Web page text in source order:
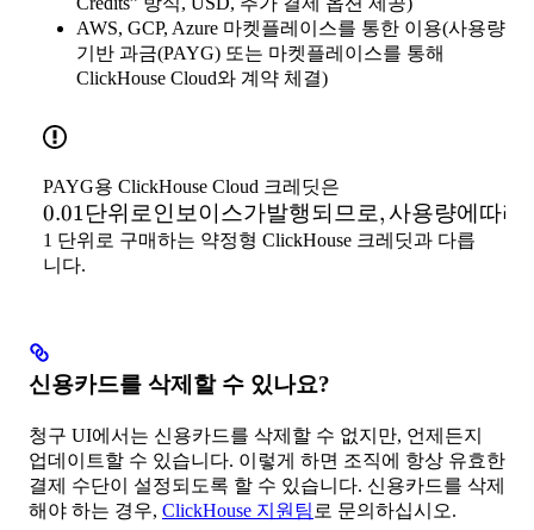
AWS, GCP, Azure 마켓플레이스를 통한 이용(사용량
기반 과금(PAYG) 또는 마켓플레이스를 통해
ClickHouse Cloud와 계약 체결)
PAYG용 ClickHouse Cloud 크레딧은
로 인보이
스가 발행
로 청구할
수 있습니
다. 이는 미
리 전체
0.01단위로인보이스가발행되므로, 사용량에따라
1 단위로 구매하는 약정형 ClickHouse 크레딧과 다릅
니다.
신용카드를 삭제할 수 있나요?
청구 UI에서는 신용카드를 삭제할 수 없지만, 언제든지
업데이트할 수 있습니다. 이렇게 하면 조직에 항상 유효한
결제 수단이 설정되도록 할 수 있습니다. 신용카드를 삭제
해야 하는 경우, ClickHouse 지원팀 로 문의하십시오.